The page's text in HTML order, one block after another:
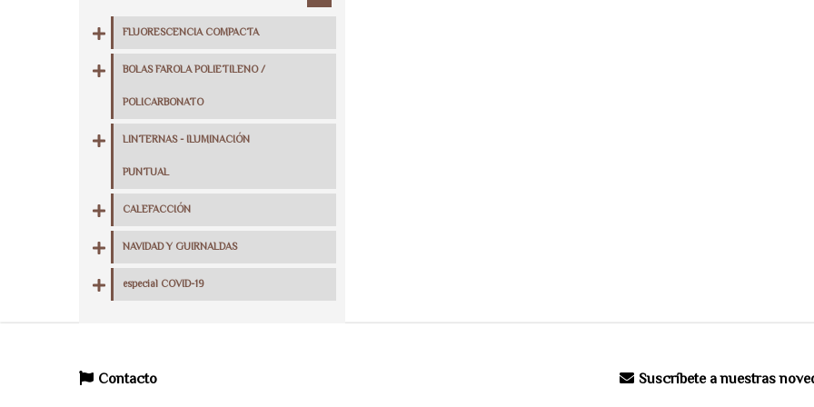
FLUORESCENCIA COMPACTA
BOLAS FAROLA POLIETILENO /
POLICARBONATO
LINTERNAS - ILUMINACIÓN
PUNTUAL
CALEFACCIÓN
NAVIDAD Y GUIRNALDAS
especial COVID-19
Contacto Suscríbete a nuestras